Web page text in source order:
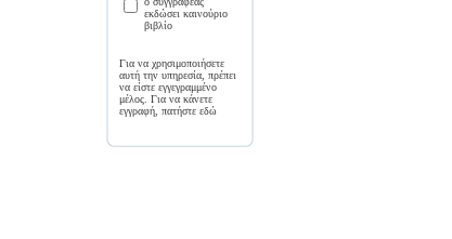
εκδώσει καινούριο
βιβλίο
Για να χρησιμοποιήσετε
αυτή την υπηρεσία, πρέπει
να είστε εγγεγραμμένο
μέλος. Για να κάνετε
εγγραφή, πατήστε εδώ